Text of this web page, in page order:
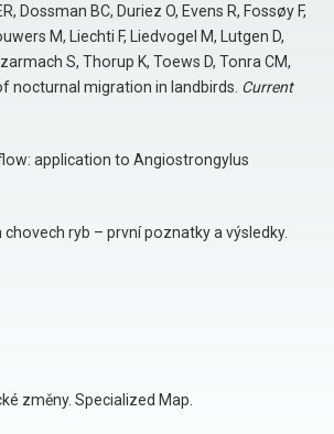
Dossman BC, Duriez O, Evens R, Fossøy F,
M, Liechti F, Liedvogel M, Lutgen D,
S, Thorup K, Toews D, Tonra CM,
nocturnal migration in landbirds. Current
application to Angiostrongylus
ryb – první poznatky a výsledky.
změny. Specialized Map.